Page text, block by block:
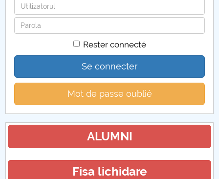
Colaboratori UPIT
Identifiant
Mot
de
Rester connecté
Se connecter
Mot de passe oublié
ALUMNI
Fisa lichidare